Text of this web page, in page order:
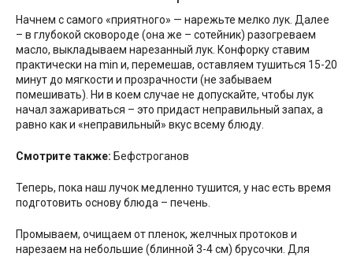
Начнем с самого «приятного» — нарежьте мелко лук. Далее
– в глубокой сковороде (она же – сотейник) разогреваем
масло, выкладываем нарезанный лук. Конфорку ставим
практически на min и, перемешав, оставляем тушиться 15-20
минут до мягкости и прозрачности (не забываем
помешивать). Ни в коем случае не допускайте, чтобы лук
начал зажариваться – это придаст неправильный запах, а
равно как и «неправильный» вкус всему блюду.
Смотрите также: Бефстроганов
Теперь, пока наш лучок медленно тушится, у нас есть время
подготовить основу блюда – печень.
Промываем, очищаем от пленок, желчных протоков и
нарезаем на небольшие (блинной 3-4 см) брусочки. Для